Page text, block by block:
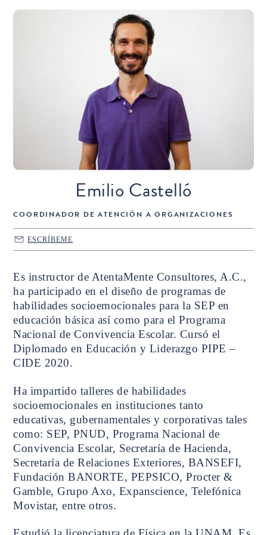
Emilio Castelló
COORDINADOR DE ATENCIÓN A ORGANIZACIONES
ESCRÍBEME
Es instructor de AtentaMente Consultores, A.C.,
ha participado en el diseño de programas de
habilidades socioemocionales para la SEP en
educación básica así como para el Programa
Nacional de Convivencia Escolar. Cursó el
Diplomado en Educación y Liderazgo PIPE –
CIDE 2020.
Ha impartido talleres de habilidades
socioemocionales en instituciones tanto
educativas, gubernamentales y corporativas tales
como: SEP, PNUD, Programa Nacional de
Convivencia Escolar, Secretaría de Hacienda,
Secretaría de Relaciones Exteriores, BANSEFI,
Fundación BANORTE, PEPSICO, Procter &
Gamble, Grupo Axo, Expanscience, Telefónica
Movistar, entre otros.